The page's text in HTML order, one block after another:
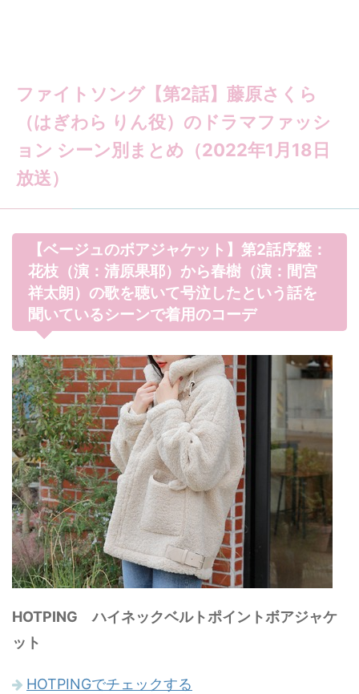
ファイトソング【第2話】藤原さくら
（はぎわら りん役）のドラマファッシ
ョン シーン別まとめ（2022年1月18日
放送）
【ベージュのボアジャケット】第2話序盤：
花枝（演：清原果耶）から春樹（演：間宮
祥太朗）の歌を聴いて号泣したという話を
聞いているシーンで着用のコーデ
HOTPING ハイネックベルトポイントボアジャケ
ット
HOTPINGでチェックする